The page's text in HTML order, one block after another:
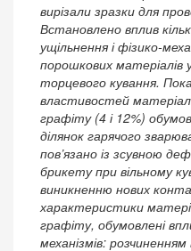
вирізали зразки для
Встановлено вплив
ущільнення і фізико-
порошкових матеріалів
торцевого кування.
властивостей
графіту (4 і 12%)
ділянок гарячого
пов’язано із зсувною
брикету при вільному
виникненню нових
характеристики
графіту, обумовлені
механізмів: